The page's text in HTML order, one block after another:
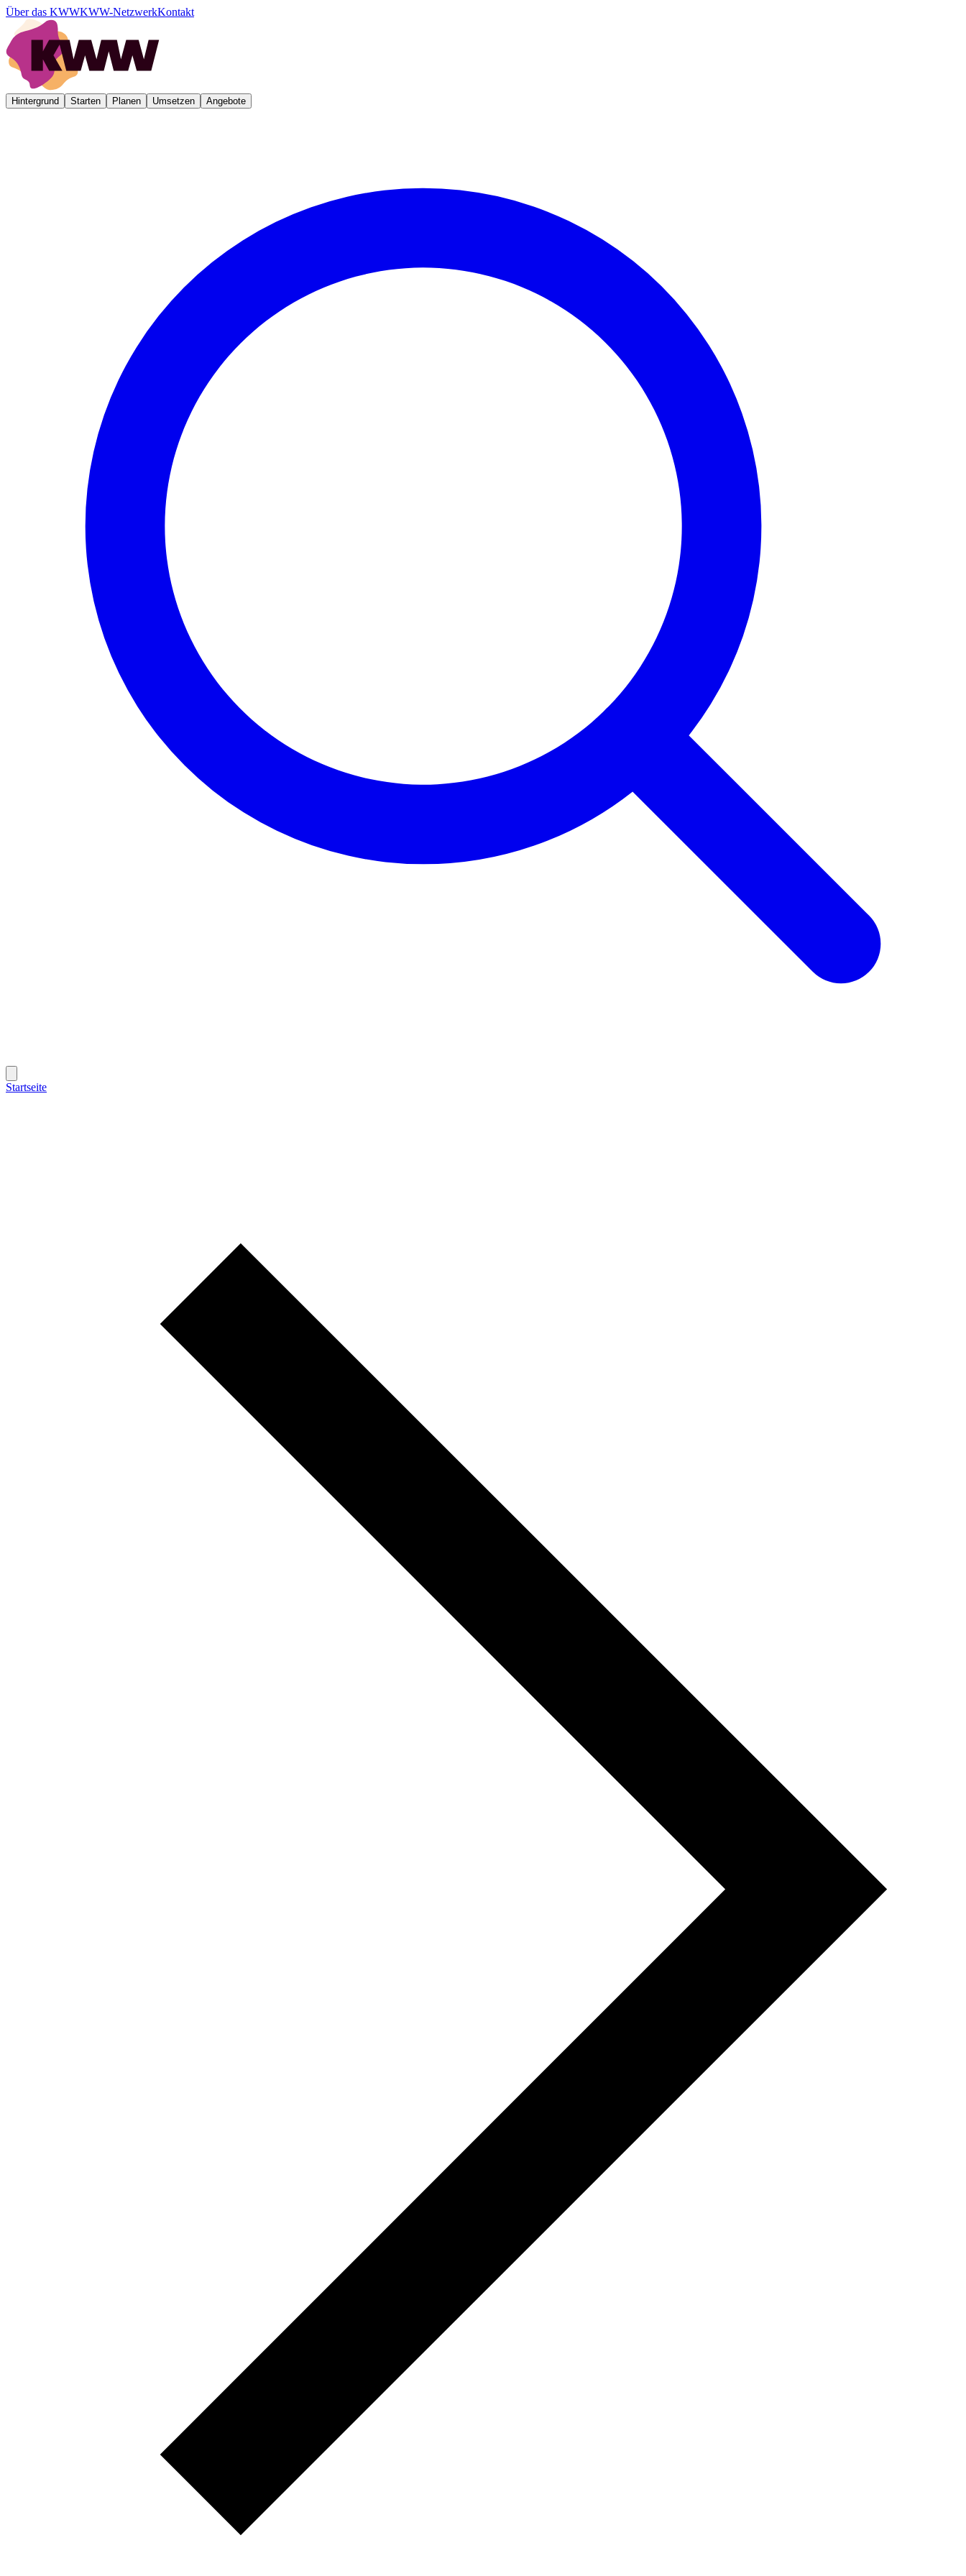
Über das KWWKWW-NetzwerkKontakt
Hintergrund Starten Planen Umsetzen Angebote
Startseite